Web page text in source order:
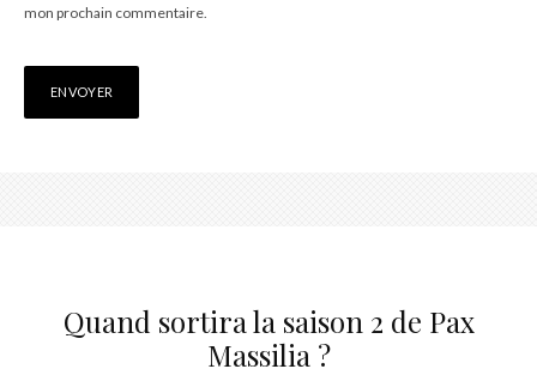
mon prochain commentaire.
Quand sortira la saison 2 de Pax
Massilia ?